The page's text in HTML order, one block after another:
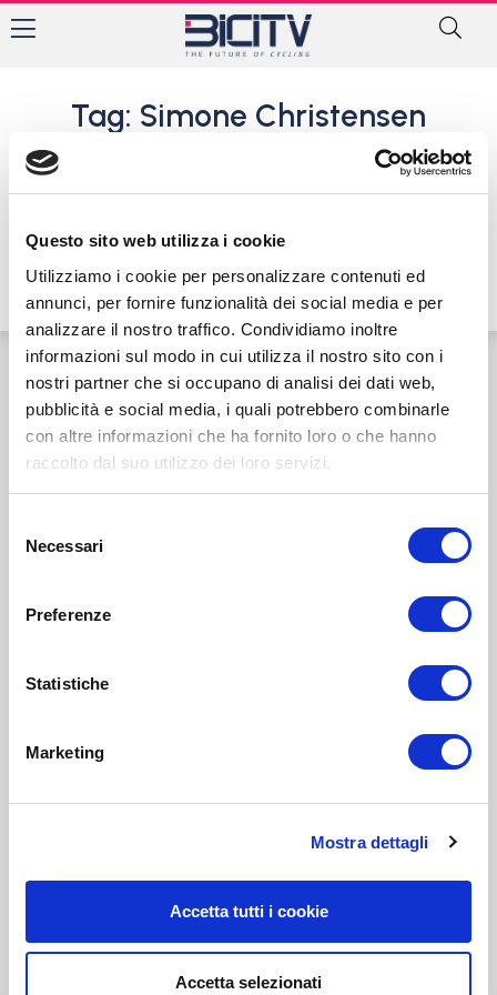
Questo sito web utilizza i cookie
Utilizziamo i cookie per personalizzare contenuti ed
annunci, per fornire funzionalità dei social media e per
analizzare il nostro traffico. Condividiamo inoltre
informazioni sul modo in cui utilizza il nostro sito con i
nostri partner che si occupano di analisi dei dati web,
pubblicità e social media, i quali potrebbero combinarle
con altre informazioni che ha fornito loro o che hanno
raccolto dal suo utilizzo dei loro servizi.
delNecessari
Preferenze
Statistiche
Marketing
Mostra dettagli
Accetta tutti i cookie
Accetta selezionati
Tag: Simone Christensen
Campionati Europei BMX: a
Glasgow trionfi di Laura
11 Agosto 2018